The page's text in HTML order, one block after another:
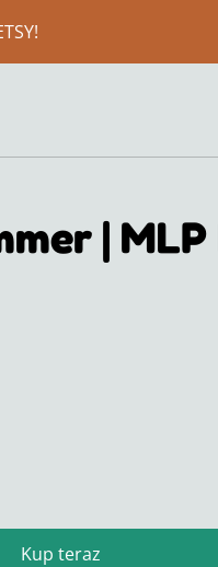
| MLP
Kup teraz